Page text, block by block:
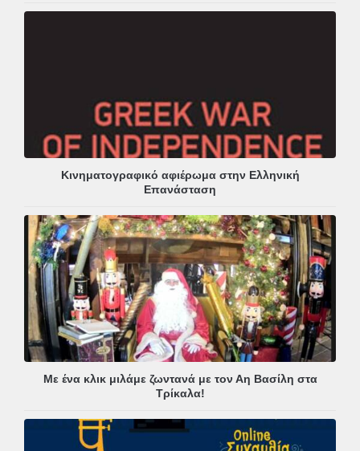
Κινηματογραφικό αφιέρωμα στην Ελληνική
Επανάσταση
Με ένα κλικ μιλάμε ζωντανά με τον Αη Βασίλη στα
Τρίκαλα!